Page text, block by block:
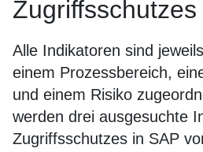
Zugriffsschutzes
Alle Indikatoren sind
einem Prozessbereich,
und einem Risiko
werden drei ausgesuchte
Zugriffsschutzes in SAP